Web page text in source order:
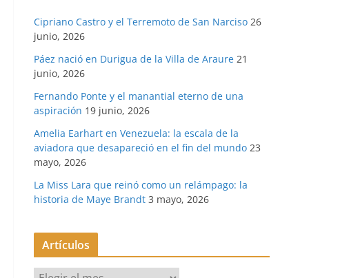
Cipriano Castro y el Terremoto de San Narciso 26
junio, 2026
Páez nació en Durigua de la Villa de Araure 21
junio, 2026
Fernando Ponte y el manantial eterno de una
aspiración 19 junio, 2026
Amelia Earhart en Venezuela: la escala de la
aviadora que desapareció en el fin del mundo 23
mayo, 2026
La Miss Lara que reinó como un relámpago: la
historia de Maye Brandt 3 mayo, 2026
Artículos